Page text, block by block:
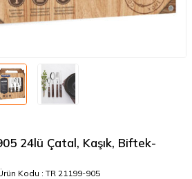
24lü Çatal, Kaşık, Biftek-
Kodu : TR 21199-905